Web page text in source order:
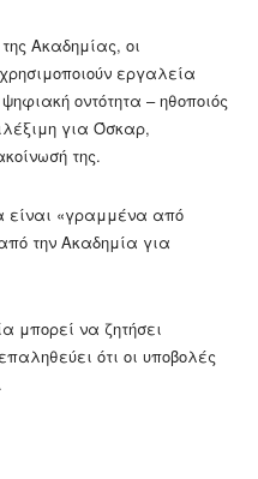
Ακαδημίας, οι
εργαλεία
οντότητα – ηθοποιός
για Όσκαρ,
της.
είναι «γραμμένα από
την Ακαδημία για
μπορεί να ζητήσει
ότι οι υποβολές